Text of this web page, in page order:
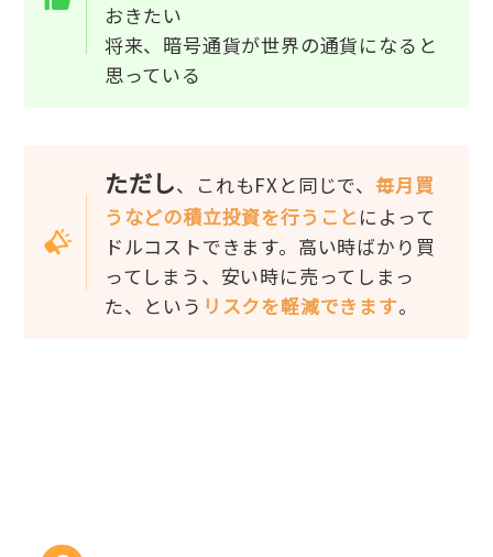
おきたい
将来、暗号通貨が世界の通貨になると
思っている
ただし、これもFXと同じで、 毎月買
うなどの積立投資を行うことによって
ドルコストできます。高い時ばかり買
ってしまう、安い時に売ってしまっ
た、という リスクを軽減できます。